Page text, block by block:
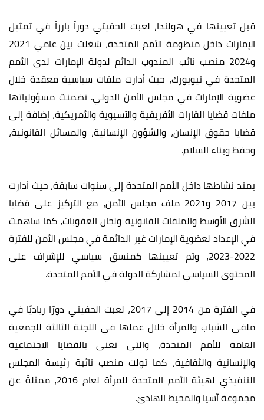
قبل تعيينها في هولندا، لعبت الحفيتي دوراً بارزاً في تمثيل
الإمارات داخل منظومة الأمم المتحدة، شغلت بين عامي 2021
و2024 منصب نائب المندوب الدائم لدولة الإمارات لدى الأمم
المتحدة في نيويورك، حيث أدارت ملفات سياسية معقدة خلال
عضوية الإمارات في مجلس الأمن الدولي. تضمنت مسؤولياتها
ملفات قضايا القارات الأفريقية والآسيوية والأمريكية، إضافة إلى
قضايا حقوق الإنسان، والشؤون الإنسانية، والمسائل القانونية،
وحفظ وبناء السلام.
يمتد نشاطها داخل الأمم المتحدة إلى سنوات سابقة، حيث أدارت
بين 2017 و2021 ملف مجلس الأمن، مع التركيز على قضايا
الشرق الأوسط والملفات القانونية ولجان العقوبات، كما ساهمت
في الإعداد لعضوية الإمارات غير الدائمة في مجلس الأمن للفترة
2022-2023، وتم تعيينها كمنسق سياسي للإشراف على
المحتوى السياسي لمشاركة الدولة في الأمم المتحدة.
في الفترة من 2014 إلى 2017، لعبت الحفيتي دورًا رياديًا في
ملفي الشباب والمرأة خلال عملها في اللجنة الثالثة للجمعية
العامة للأمم المتحدة، والتي تعنى بالقضايا الاجتماعية
والإنسانية والثقافية، كما تولت منصب نائبة رئيسة المجلس
التنفيذي لهيئة الأمم المتحدة للمرأة لعام 2016، ممثلةً عن
مجموعة آسيا والمحيط الهادئ.